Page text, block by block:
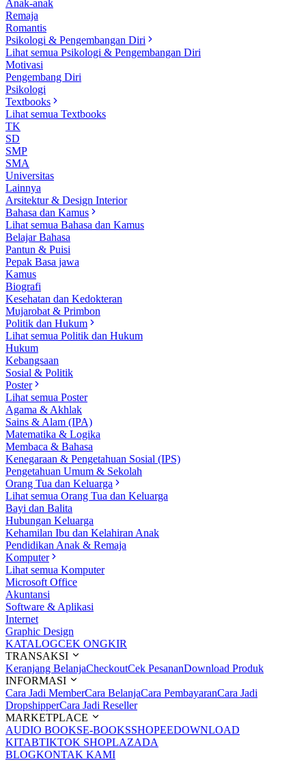
Anak-anak
Remaja
Romantis
Psikologi & Pengembangan Diri
Lihat semua Psikologi & Pengembangan Diri
Motivasi
Pengembang Diri
Psikologi
Textbooks
Lihat semua Textbooks
TK
SD
SMP
SMA
Universitas
Lainnya
Arsitektur & Design Interior
Bahasa dan Kamus
Lihat semua Bahasa dan Kamus
Belajar Bahasa
Pantun & Puisi
Pepak Basa jawa
Kamus
Biografi
Kesehatan dan Kedokteran
Mujarobat & Primbon
Politik dan Hukum
Lihat semua Politik dan Hukum
Hukum
Kebangsaan
Sosial & Politik
Poster
Lihat semua Poster
Agama & Akhlak
Sains & Alam (IPA)
Matematika & Logika
Membaca & Bahasa
Kenegaraan & Pengetahuan Sosial (IPS)
Pengetahuan Umum & Sekolah
Orang Tua dan Keluarga
Lihat semua Orang Tua dan Keluarga
Bayi dan Balita
Hubungan Keluarga
Kehamilan Ibu dan Kelahiran Anak
Pendidikan Anak & Remaja
Komputer
Lihat semua Komputer
Microsoft Office
Akuntansi
Software & Aplikasi
Internet
Graphic Design
KATALOGCEK ONGKIR
TRANSAKSI
Keranjang BelanjaCheckoutCek PesananDownload Produk
INFORMASI
Cara Jadi MemberCara BelanjaCara PembayaranCara Jadi
DropshipperCara Jadi Reseller
MARKETPLACE
AUDIO BOOKSE-BOOKSSHOPEEDOWNLOAD
KITABTIKTOK SHOPLAZADA
BLOGKONTAK KAMI